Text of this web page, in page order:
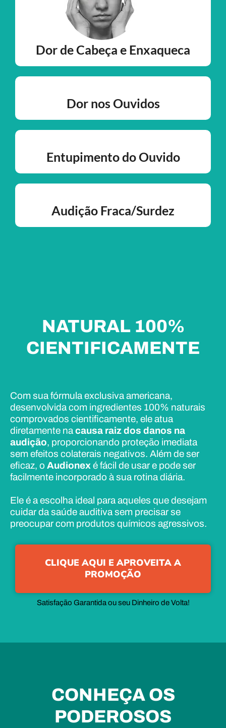
Dor de Cabeça e Enxaqueca
Dor nos Ouvidos
Entupimento do Ouvido
Audição Fraca/Surdez
NATURAL 100%
CIENTIFICAMENTE
Com sua fórmula exclusiva americana,
desenvolvida com ingredientes 100% naturais
comprovados cientificamente, ele atua
diretamente nacausa raiz dos danos na
audição, proporcionando proteção imediata
sem efeitos colaterais negativos. Além de ser
eficaz, o Audionexé fácil de usar e pode ser
facilmente incorporado à sua rotina diária.
Ele é a escolha ideal para aqueles que desejam
cuidar da saúde auditiva sem precisar se
preocupar com produtos químicos agressivos.
CLIQUE AQUI E APROVEITA A
PROMOÇÃO
Satisfação Garantida ou seu Dinheiro de Volta!
CONHEÇA OS
PODEROSOS